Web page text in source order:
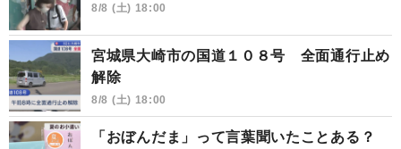
8/8 (土) 18:00
宮城県大崎市の国道１０８号 全面通行止め
解除
8/8 (土) 18:00
「おぼんだま」って言葉聞いたことある？